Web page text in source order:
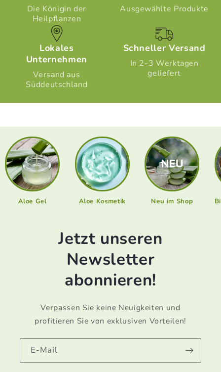
Die Königin der
Heilpflanzen
Ausgewählte Produkte
Lokales
Unternehmen
Versand aus
Süddeutschland
Schneller Versand
In 2-3 Werktagen
geliefert
Aloe Gel Aloe Kosmetik Neu im Shop
Jetzt unseren
Newsletter
abonnieren!
Verpassen Sie keine Neuigkeiten und
profitieren Sie von exklusiven Vorteilen!
E-Mail